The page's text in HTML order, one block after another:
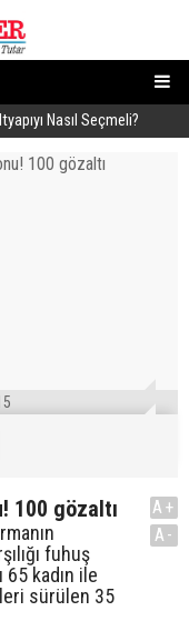
Nasıl Seçmeli?
100 gözaltı
fuhuş
kadın ile
sürülen 35
A+
A-